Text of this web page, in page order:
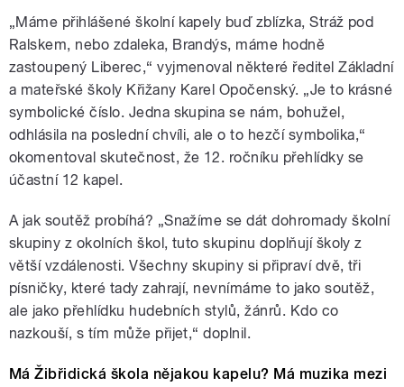
„Máme přihlášené školní kapely buď zblízka, Stráž pod
Ralskem, nebo zdaleka, Brandýs, máme hodně
zastoupený Liberec,“ vyjmenoval některé ředitel Základní
a mateřské školy Křižany Karel Opočenský. „Je to krásné
symbolické číslo. Jedna skupina se nám, bohužel,
odhlásila na poslední chvíli, ale o to hezčí symbolika,“
okomentoval skutečnost, že 12. ročníku přehlídky se
účastní 12 kapel.
A jak soutěž probíhá? „Snažíme se dát dohromady školní
skupiny z okolních škol, tuto skupinu doplňují školy z
větší vzdálenosti. Všechny skupiny si připraví dvě, tři
písničky, které tady zahrají, nevnímáme to jako soutěž,
ale jako přehlídku hudebních stylů, žánrů. Kdo co
nazkouší, s tím může přijet,“ doplnil.
Má Žibřidická škola nějakou kapelu? Má muzika mezi